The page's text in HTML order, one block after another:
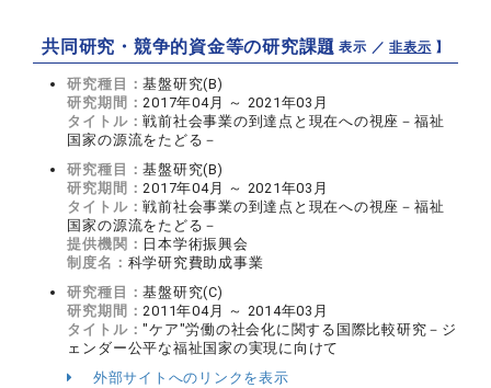
共同研究・競争的資金等の研究課題【 表示 ／非表示 】
研究種目：基盤研究(B)
研究期間：2017年04月 ～ 2021年03月
タイトル：戦前社会事業の到達点と現在への視座－福祉
国家の源流をたどる－
研究種目：基盤研究(B)
研究期間：2017年04月 ～ 2021年03月
タイトル：戦前社会事業の到達点と現在への視座－福祉
国家の源流をたどる－
提供機関： 日本学術振興会
制度名： 科学研究費助成事業
研究種目：基盤研究(C)
研究期間：2011年04月 ～ 2014年03月
タイトル："ケア"労働の社会化に関する国際比較研究－ジ
ェンダー公平な福祉国家の実現に向けて
外部サイトへのリンクを表示